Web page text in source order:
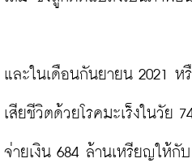
และในเดือนกันยายน 2021
เสียชีวิตด้วยโรคมะเร็งในวัย
จ่ายเงิน 684 ล้านเหรียญให้กับ